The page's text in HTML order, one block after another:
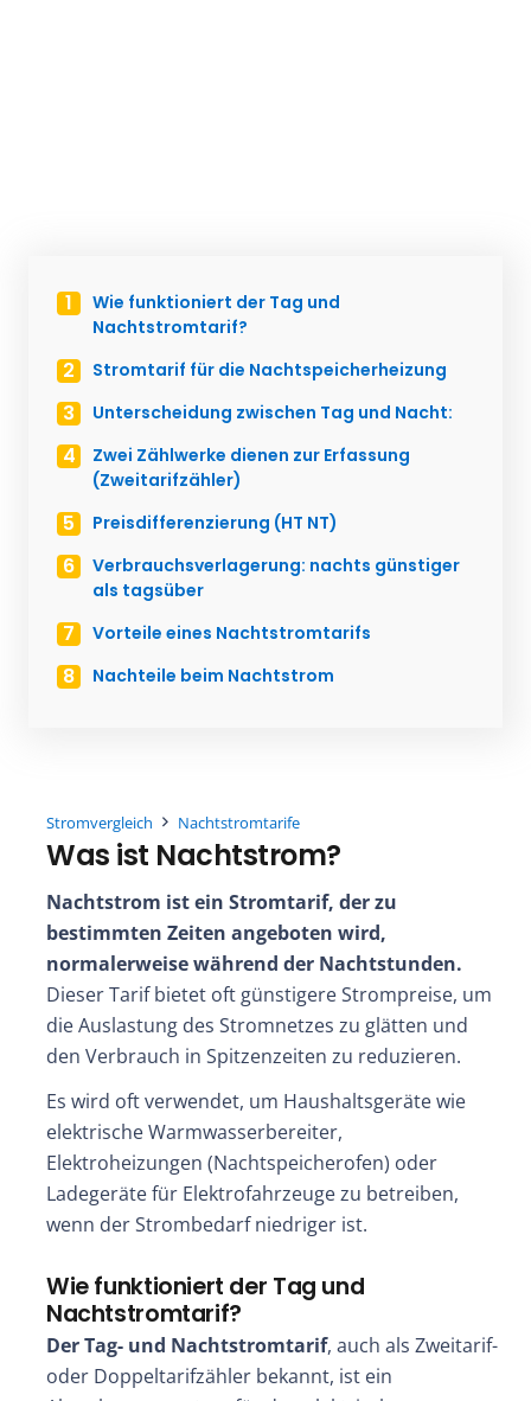
Stromvergleich Nachtstromtarife
Was ist Nachtstrom?
Nachtstrom ist ein Stromtarif, der zu
bestimmten Zeiten angeboten wird,
normalerweise während der Nachtstunden.
Dieser Tarif bietet oft günstigere Strompreise, um
die Auslastung des Stromnetzes zu glätten und
den Verbrauch in Spitzenzeiten zu reduzieren.
Es wird oft verwendet, um Haushaltsgeräte wie
elektrische Warmwasserbereiter,
Elektroheizungen (Nachtspeicherofen) oder
Ladegeräte für Elektrofahrzeuge zu betreiben,
wenn der Strombedarf niedriger ist.
Wie funktioniert der Tag und
Nachtstromtarif?
Der Tag- und Nachtstromtarif, auch als Zweitarif-
oder Doppeltarifzähler bekannt, ist ein
Wie funktioniert der Tag und
Nachtstromtarif?
Stromtarif für die Nachtspeicherheizung
Unterscheidung zwischen Tag und Nacht:
Zwei Zählwerke dienen zur Erfassung
(Zweitarifzähler)
Preisdifferenzierung (HT NT)
Verbrauchsverlagerung: nachts günstiger
als tagsüber
Vorteile eines Nachtstromtarifs
Nachteile beim Nachtstrom